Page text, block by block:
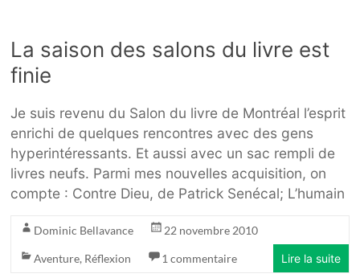
La saison des salons du livre est
finie
Je suis revenu du Salon du livre de Montréal l’esprit
enrichi de quelques rencontres avec des gens
hyperintéressants. Et aussi avec un sac rempli de
livres neufs. Parmi mes nouvelles acquisition, on
compte : Contre Dieu, de Patrick Senécal; L’humain
Dominic Bellavance 22 novembre 2010
Aventure, Réflexion 1 commentaire Lire la suite